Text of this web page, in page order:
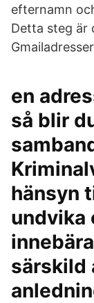
efternamn
Detta steg är
en
så blir
hänsyn
undvika
särskild